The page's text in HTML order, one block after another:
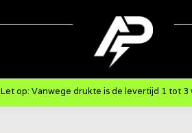
Let op: Vanwege drukte is de levertijd 1 tot 3